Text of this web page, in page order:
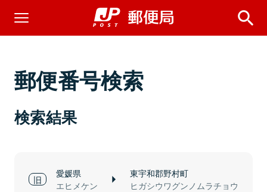
郵便番号検索
検索結果
愛媛県
エヒメケン
東宇和郡野村町
ヒガシウワグンノムラチョウ